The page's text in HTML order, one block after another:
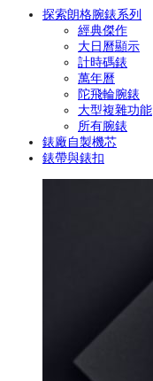
探索朗格腕錶系列
經典傑作
大日曆顯示
計時碼錶
萬年曆
陀飛輪腕錶
大型複雜功能
所有腕錶
錶廠自製機芯
錶帶與錶扣